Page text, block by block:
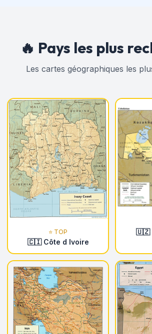
🔥 Pays les plus
Les cartes géographiques les
⭐ TOP
🇨🇮 Côte d Ivoire
🇺🇿